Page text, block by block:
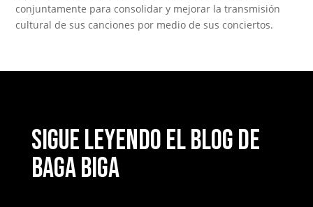
conjuntamente para consolidar y mejorar la transmisión
cultural de sus canciones por medio de sus conciertos.
Sigue leyendo el blog de
Baga Biga